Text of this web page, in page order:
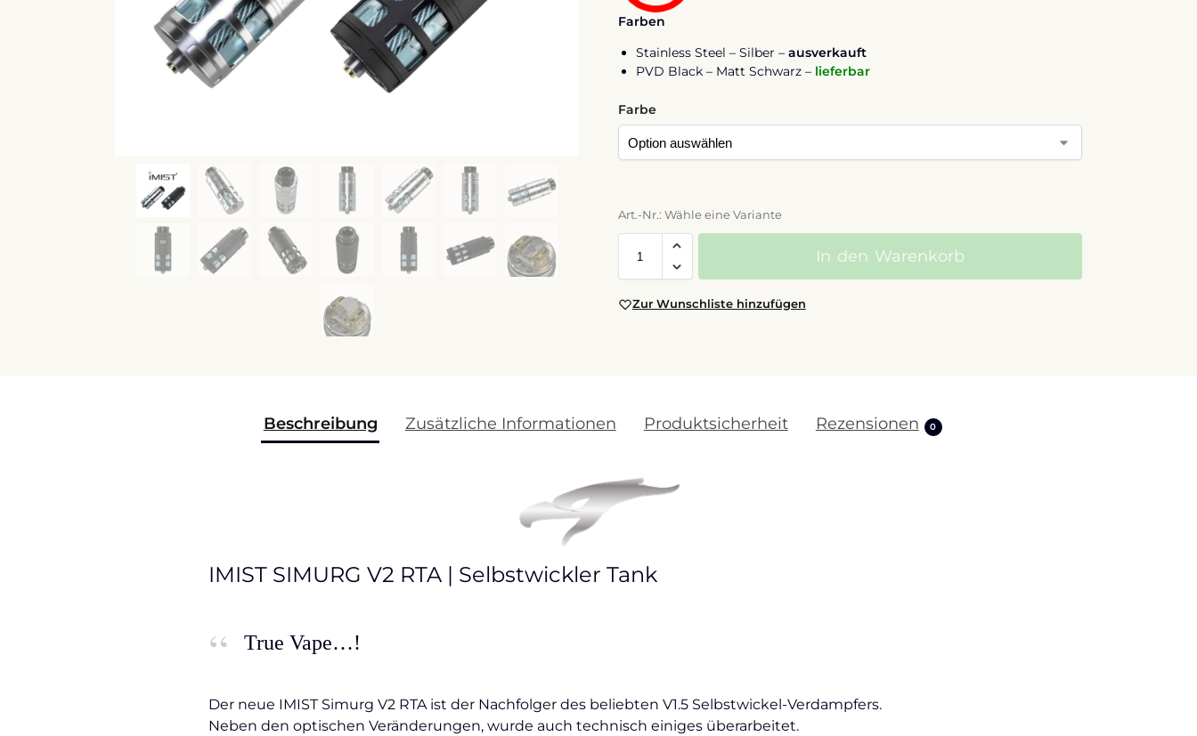
Farben
Stainless Steel – Silber – ausverkauft
PVD Black – Matt Schwarz – lieferbar
Farbe
Art.-Nr.: Wähle eine Variante
In den Warenkorb
Zur Wunschliste hinzufügen
Beschreibung Zusätzliche Informationen Produktsicherheit Rezensionen 0
IMIST SIMURG V2 RTA | Selbstwickler Tank
True Vape…!
Der neue IMIST Simurg V2 RTA ist der Nachfolger des beliebten V1.5 Selbstwickel-Verdampfers.
Neben den optischen Veränderungen, wurde auch technisch einiges überarbeitet.